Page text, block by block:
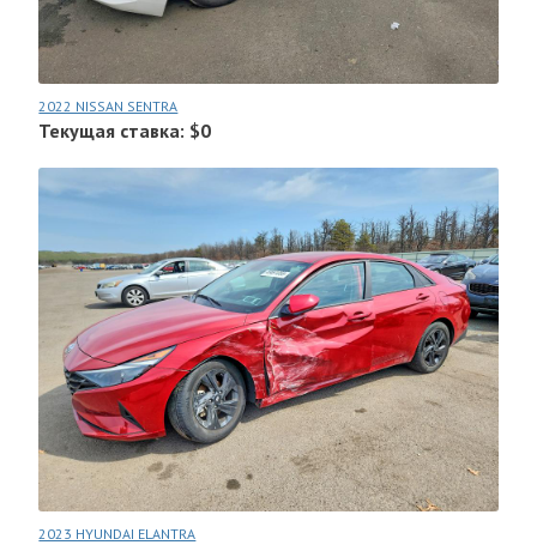
2022 NISSAN SENTRA
Текущая ставка: $0
2023 HYUNDAI ELANTRA